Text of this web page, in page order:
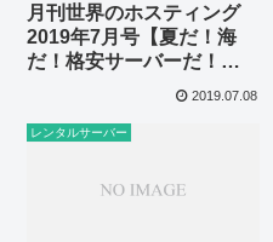
月刊世界のホスティング
2019年7月号【夏だ！海
だ！格安サーバーだ！海
外格安VPS・サーバー24
2019.07.08
レンタルサーバー